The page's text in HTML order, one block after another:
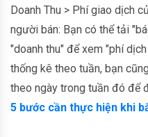
Doanh Thu > Phí giao dịch
người bán: Bạn có thể tải
"doanh thu" để xem "phí
thống kê theo tuần, bạn
theo ngày trong tuần đó để
5 bước cần thực hiện khi